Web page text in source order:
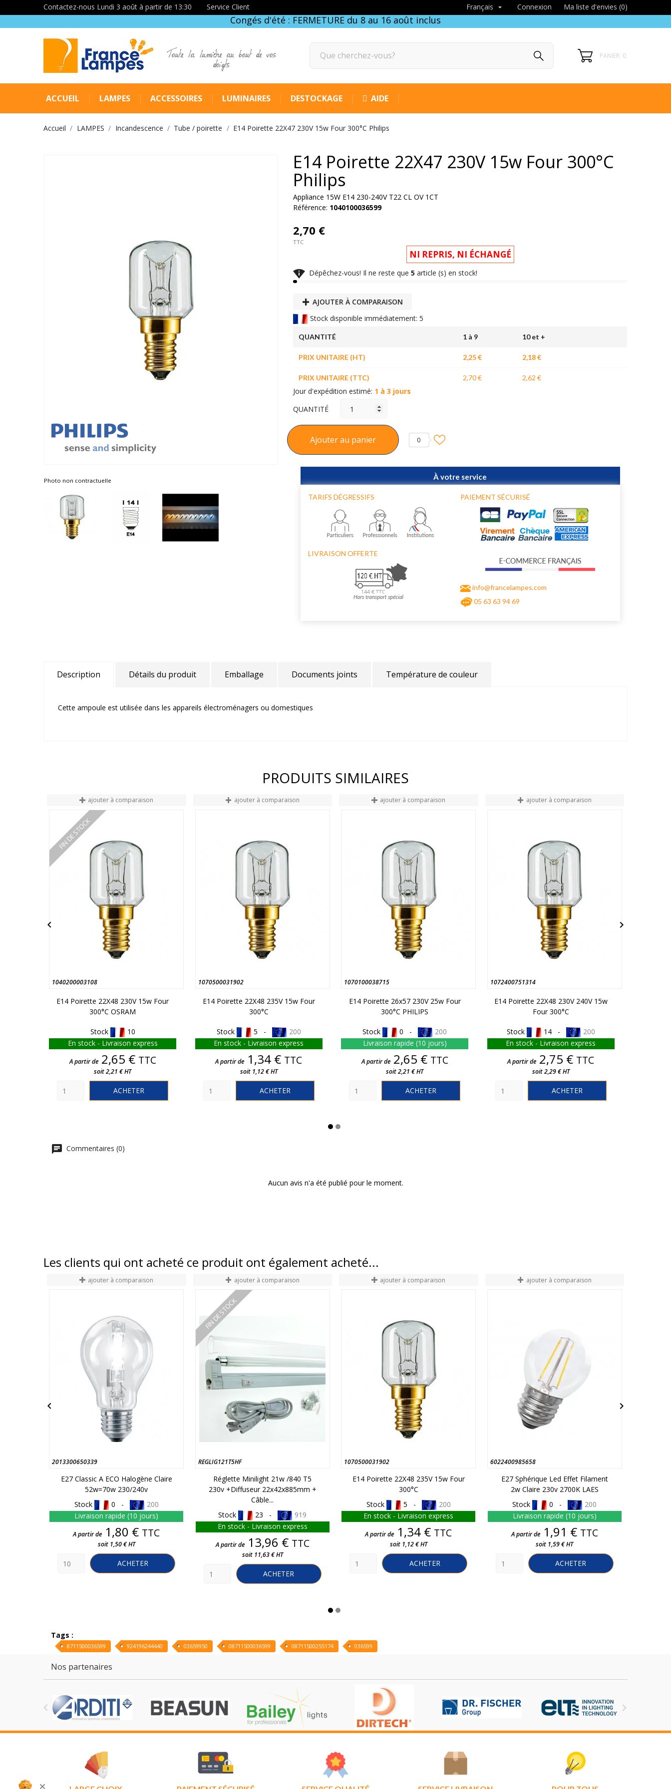
Contactez-nous Lundi 3 août à partir de 13:30 Service Client Français  Connexion Ma liste d'envies (0)
Congés d'été : FERMETURE du 8 au 16 août inclus
Toute la lumière au bout de vos
doigts PANIER: 0
ACCUEIL LAMPES ACCESSOIRES LUMINAIRES DESTOCKAGE AIDE
Accueil LAMPES Incandescence Tube / poirette E14 Poirette 22X47 230V 15w Four 300°C Philips
Photo non contractuelle
E14 Poirette 22X47 230V 15w Four 300°C
Philips
Appliance 15W E14 230-240V T22 CL OV 1CT
Référence: 1040100036599
2,70 €
TTC
NI REPRIS, NI ÉCHANGÉ
 Dépêchez-vous! Il ne reste que 5 article (s) en stock!
AJOUTER À COMPARAISON
Stock disponible immédiatement: 5
QUANTITÉ 1 à 9 10 et +
PRIX UNITAIRE (HT) 2,25 € 2,18 €
PRIX UNITAIRE (TTC) 2,70 € 2,62 €
Jour d'expédition estimé: 1 à 3 jours
QUANTITÉ
Ajouter au panier 0
À votre service
TARIFS DÉGRESSIFS
LIVRAISON OFFERTE
PAIEMENT SÉCURISÉ
info@francelampes.com
05 63 63 94 69
Description Détails du produit Emballage Documents joints Température de couleur
Cette ampoule est utilisée dans les appareils électroménagers ou domestiques
PRODUITS SIMILAIRES
ajouter à comparaison
1040200003108
FIN DE STOCK
E14 Poirette 22X48 230V 15w Four
300°C OSRAM
Stock
10
En stock - Livraison express
Prix
A partir de 2,65 € TTC
soit 2,21 € HT
ACHETER
ajouter à comparaison
1070500031902
E14 Poirette 22X48 235V 15w Four
300°C
Stock 5 -
200
En stock - Livraison express
Prix
A partir de 1,34 € TTC
soit 1,12 € HT
ACHETER
ajouter à comparaison
1070100038715
E14 Poirette 26x57 230V 25w Four
300°C PHILIPS
Stock 0 -
200
Livraison rapide (10 jours)
Prix
A partir de 2,65 € TTC
soit 2,21 € HT
ACHETER
ajouter à comparaison
1072400751314
E14 Poirette 22X48 230V 240V 15w
Four 300°C
Stock 14 -
200
En stock - Livraison express
Prix
A partir de 2,75 € TTC
soit 2,29 € HT
ACHETER
 
Commentaires (0)
Aucun avis n'a été publié pour le moment.
Les clients qui ont acheté ce produit ont également acheté...
ajouter à comparaison
2013300650339
E27 Classic A ECO Halogène Claire
52w=70w 230/240v
Stock
0 -
200
Livraison rapide (10 jours)
Prix
A partir de 1,80 € TTC
soit 1,50 € HT
ACHETER
ajouter à comparaison
REGLIG121T5HF
FIN DE STOCK
Réglette Minilight 21w /840 T5
230v +Diffuseur 22x42x885mm +
Câble...
Stock
23 -
919
En stock - Livraison express
Prix
A partir de 13,96 € TTC
soit 11,63 € HT
ACHETER
ajouter à comparaison
1070500031902
E14 Poirette 22X48 235V 15w Four
300°C
Stock
5 -
200
En stock - Livraison express
Prix
A partir de 1,34 € TTC
soit 1,12 € HT
ACHETER
ajouter à comparaison
6022400985658
E27 Sphérique Led Effet Filament
2w Claire 230v 2700K LAES
Stock
0 -
200
Livraison rapide (10 jours)
Prix
A partir de 1,91 € TTC
soit 1,59 € HT
ACHETER
 
Tags :
8711500036599 924196244440 03659950 08711500036599 08711500255174 036599
Nos partenaires
 